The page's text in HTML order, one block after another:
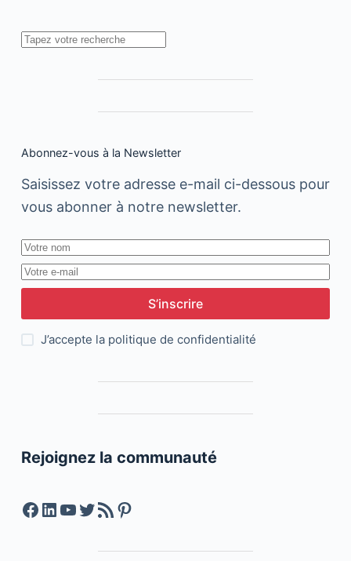
Model
de
Rechercher
Abonnez-vous à la Newsletter
Saisissez votre adresse e-mail ci-dessous pour
vous abonner à notre newsletter.
S’inscrire
J’accepte la politique de confidentialité
Rejoignez la communauté
Facebook
LinkedIn
YouTube
Twitter
Feed RSSPinterest